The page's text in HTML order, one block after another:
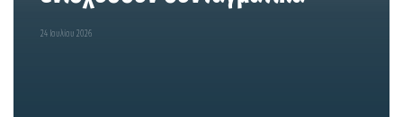
24 Ιουλίου 2026